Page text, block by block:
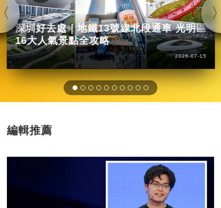
深圳好去處｜地鐵13號線北段通車 光明區
16大人氣景點全攻略
2026-07-15
編輯推薦